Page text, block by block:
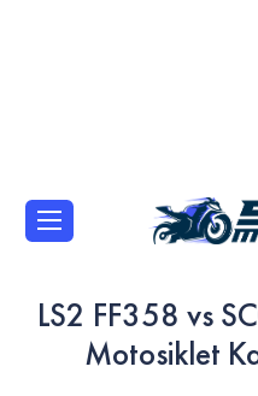
LS2 FF358 vs
Motosiklet